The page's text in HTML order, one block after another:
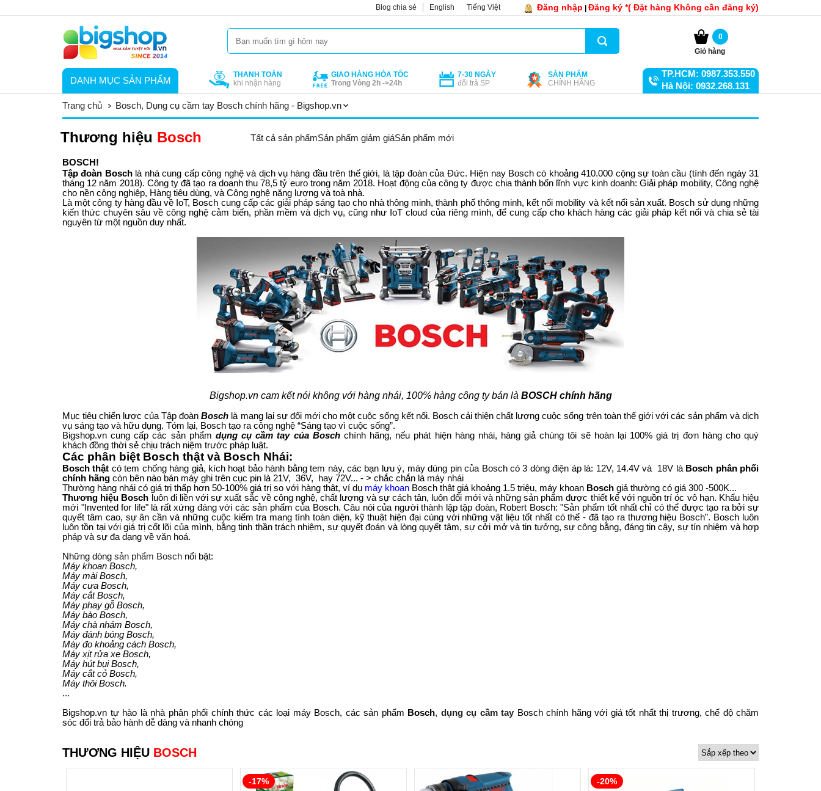
Đăng nhập Đăng ký *( Đặt hàng Không cần đăng ký)
Blog chia sẻ English Tiếng Việt
0
Giỏ hàng
DANH MỤC SẢN PHẨM
THANH TOÁN
khi nhận hàng
GIAO HÀNG HỎA TỐC
Trong Vòng 2h ->24h
7-30 NGÀY
đổi trả SP
SẢN PHẨM
CHÍNH HÃNG
TP.HCM: 0987.353.550
Hà Nội: 0932.268.131
Trang chủ
Bosch, Dụng cụ cầm tay Bosch chính hãng - Bigshop.vn
Thương hiệu Bosch Tất cả sản phẩmSản phẩm giảm giáSản phẩm mới
BOSCH!
Tập đoàn Boschlà nhà cung cấp công nghệ và dịch vụ hàng đầu trên thế giới, là tập đoàn của Đức. Hiện nay Bosch có khoảng 410.000 cộng sự toàn cầu (tính đến ngày 31
tháng 12 năm 2018). Công ty đã tạo ra doanh thu 78,5 tỷ euro trong năm 2018. Hoạt động của công ty được chia thành bốn lĩnh vực kinh doanh: Giải pháp mobility, Công nghệ
cho nền công nghiệp, Hàng tiêu dùng, và Công nghệ năng lượng và toà nhà.
Là một công ty hàng đầu về IoT, Bosch cung cấp các giải pháp sáng tạo cho nhà thông minh, thành phố thông minh, kết nối mobility và kết nối sản xuất. Bosch sử dụng những
kiến thức chuyên sâu về công nghệ cảm biến, phần mềm và dịch vụ, cũng như IoT cloud của riêng mình, để cung cấp cho khách hàng các giải pháp kết nối và chia sẻ tài
nguyên từ một nguồn duy nhất.
Bigshop.vn cam kết nói không với hàng nhái, 100% hàng công ty bán là BOSCH chính hãng
Mục tiêu chiến lược của Tập đoànBosch là mang lại sự đổi mới cho một cuộc sống kết nối. Bosch cải thiện chất lượng cuộc sống trên toàn thế giới với các sản phẩm và dịch
vụ sáng tạo và hữu dụng. Tóm lại, Bosch tạo ra công nghệ “Sáng tạo vì cuộc sống”.
Bigshop.vn cung cấp các sản phẩm dụng cụ cầm tay của Boschchính hãng, nếu phát hiện hàng nhái, hàng giả chúng tôi sẽ hoàn lại 100% giá trị đơn hàng cho quý
khách đồng thời sẻ chịu trách niệm trước pháp luật.
Các phân biệt Bosch thật và Bosch Nhái:
Bosch thật có tem chống hàng giả, kích hoạt bảo hành bằng tem này, các bạn lưu ý, máy dùng pin của Bosch có 3 dòng điện áp là: 12V, 14.4V và 18V là Bosch phân phối
chính hãng còn bên nào bán máy ghi trên cục pin là 21V, 36V, hay 72V... - > chắc chắn là máy nhái
Thường hàng nhái có giá trị thấp hơn 50-100% giá trị so với hàng thật, ví dụ máy khoan Bosch thật giá khoảng 1.5 triệu, máy khoan Bosch giả thường có giá 300 -500K...
Thương hiệu Bosch luôn đi liền với sự xuất sắc về công nghệ, chất lượng và sự cách tân, luôn đổi mới và những sản phẩm được thiết kế với nguồn trí óc vô hạn. Khẩu hiệu
mới "Invented for life" là rất xứng đáng với các sản phẩm của Bosch. Câu nói của người thành lập tập đoàn, Robert Bosch: "Sản phẩm tốt nhất chỉ có thể được tạo ra bởi sự
quyết tâm cao, sự ân cần và những cuộc kiểm tra mang tính toàn diện, kỹ thuật hiện đại cùng với những vật liệu tốt nhất có thể - đã tạo ra thương hiệu Bosch”. Bosch luôn
luôn tồn tại với giá trị cốt lõi của mình, bằng tinh thần trách nhiệm, sự quyết đoán và lòng quyết tâm, sự cởi mở và tin tưởng, sự công bằng, đáng tin cậy, sự tín nhiệm và hợp
pháp và sự đa dạng về văn hoá.
Những dòng sản phẩm Bosch nổi bật:
Máy khoan Bosch,
Máy mài Bosch,
Máy cưa Bosch,
Máy cắt Bosch,
Máy phay gỗ Bosch,
Máy bào Bosch,
Máy chà nhám Bosch,
Máy đánh bóng Bosch,
Máy đo khoảng cách Bosch,
Máy xịt rửa xe Bosch,
Máy hút bụi Bosch,
Máy cắt cỏ Bosch,
Máy thôi Bosch.
...
Bigshop.vn tự hào là nhà phân phối chính thức các loại máy Bosch, các sản phẩm Bosch, dụng cụ cầm tay Bosch chính hãng với giá tốt nhất thị trương, chế độ chăm
sóc đổi trả bảo hành dễ dàng và nhanh chóng
THƯƠNG HIỆU BOSCH
-17% -20%